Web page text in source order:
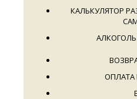
КАЛЬКУЛЯТОР
АЛКОГОЛЬ
ОПЛАТА